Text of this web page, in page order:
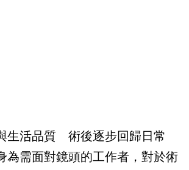
生活品質 術後逐步回歸日常
為需面對鏡頭的工作者，對於術